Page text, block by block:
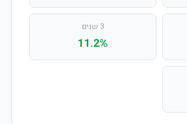
3 שנים
11.2%